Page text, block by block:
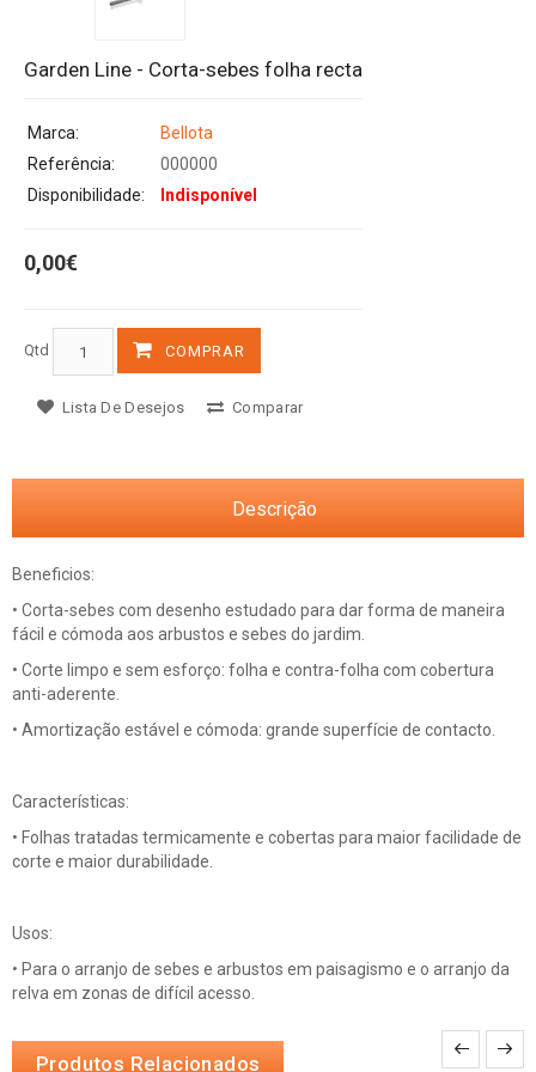
Garden Line - Corta-sebes folha recta
Marca:
Bellota
Referência:
000000
Disponibilidade:
Indisponível
0,00€
Qtd COMPRAR
Lista De Desejos Comparar
Descrição
Beneficios:
• Corta-sebes com desenho estudado para dar forma de maneira
fácil e cómoda aos arbustos e sebes do jardim.
• Corte limpo e sem esforço: folha e contra-folha com cobertura
anti-aderente.
• Amortização estável e cómoda: grande superfície de contacto.
Características:
• Folhas tratadas termicamente e cobertas para maior facilidade de
corte e maior durabilidade.
Usos:
• Para o arranjo de sebes e arbustos em paisagismo e o arranjo da
relva em zonas de difícil acesso.
Produtos Relacionados